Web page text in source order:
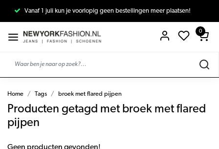
Vanaf 1 juli kun je voorlopig geen bestellingen meer plaatsen!
0
Home Tags broek met flared pijpen
Producten getagd met broek met flared
pijpen
Geen producten gevonden!